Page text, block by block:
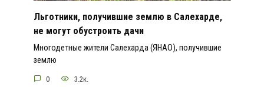
Льготники, получившие землю в Салехарде,
не могут обустроить дачи
Многодетные жители Салехарда (ЯНАО), получившие
землю
0 3.2к.